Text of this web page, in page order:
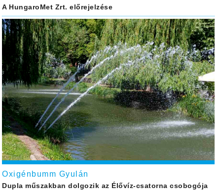
A HungaroMet Zrt. előrejelzése
Oxigénbumm Gyulán
Dupla műszakban dolgozik az Élővíz-csatorna csobogója